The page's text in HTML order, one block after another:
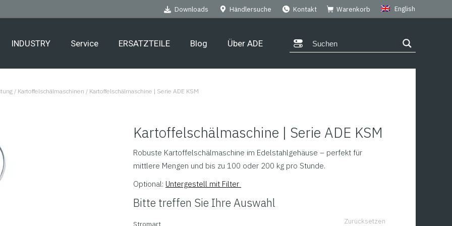
Downloads Händlersuche Kontakt Warenkorb English
INDUSTRY Service ERSATZTEILE Blog Über ADE
/ Kartoffelschälmaschinen / Kartoffelschälmaschine | Serie ADE KSM
Kartoffelschälmaschine | Serie ADE KSM
Robuste Kartoffelschälmaschine im Edelstahlgehäuse – perfekt für
mittlere Mengen und bis zu 100 oder 200 kg pro Stunde.
Optional: Untergestell mit Filter
Bitte treffen Sie Ihre Auswahl
Stromart Zurücksetzen